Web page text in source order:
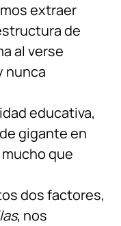
extraer
de
al verse
nunca
educativa,
gigante en
que
dos factores,
, nos